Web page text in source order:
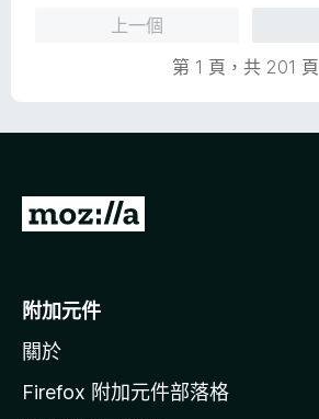
上一個
第 1 頁，共 201 頁
前
o
i
l
附加元件
關於
Firefox 附加元件部落格